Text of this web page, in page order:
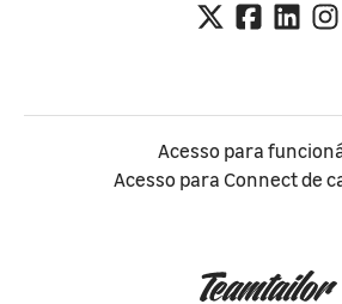
Acesso para
Acesso para Connect de